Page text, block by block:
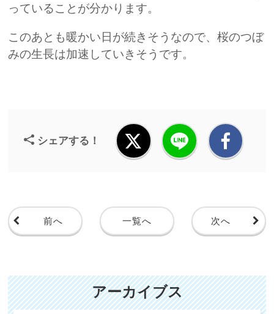
っていることが分かります。
このあとも暖かい日が続きそうなので、桜のつぼ
みの生長は加速していきそうです。
シェアする！
前へ 一覧へ 次へ
アーカイブス